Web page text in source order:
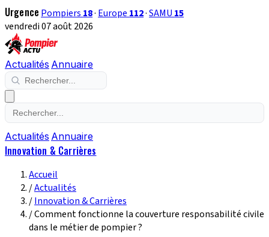
Urgence Pompiers 18· Europe 112·SAMU 15
vendredi 07 août 2026
Actualités Annuaire
Actualités Annuaire
Innovation & Carrières
Accueil
/Actualités
/Innovation & Carrières
/Comment fonctionne la couverture responsabilité civile
dans le métier de pompier ?